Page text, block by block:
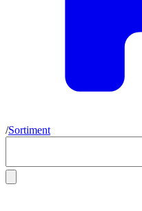
/Sortiment